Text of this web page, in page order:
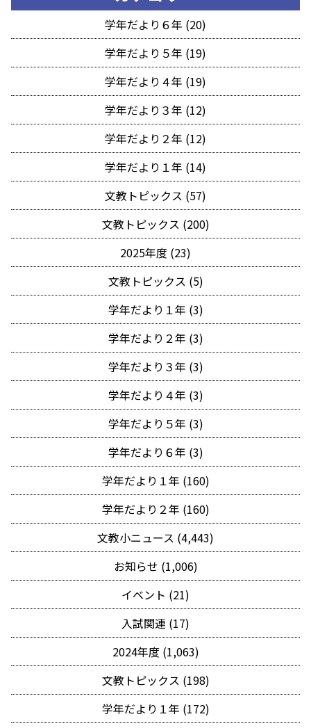
学年だより６年 (20)
学年だより５年 (19)
学年だより４年 (19)
学年だより３年 (12)
学年だより２年 (12)
学年だより１年 (14)
文教トピックス (57)
文教トピックス (200)
2025年度 (23)
文教トピックス (5)
学年だより１年 (3)
学年だより２年 (3)
学年だより３年 (3)
学年だより４年 (3)
学年だより５年 (3)
学年だより６年 (3)
学年だより１年 (160)
学年だより２年 (160)
文教小ニュース (4,443)
お知らせ (1,006)
イベント (21)
入試関連 (17)
2024年度 (1,063)
文教トピックス (198)
学年だより１年 (172)